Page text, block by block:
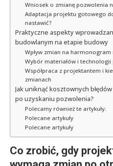
Wniosek o zmianę pozwolenia
Adaptacja projektu gotowego
nastawić?
Praktyczne aspekty
budowlanym na etapie budowy
Wpływ zmian na harmonogram
Wybór materiałów i
Współpraca z projektantem i
zmianach
Jak uniknąć kosztownych
po uzyskaniu pozwolenia?
Polecamy również te artykuły:
Polecane artykuły
Polecane artykuły
Co zrobić, gdy